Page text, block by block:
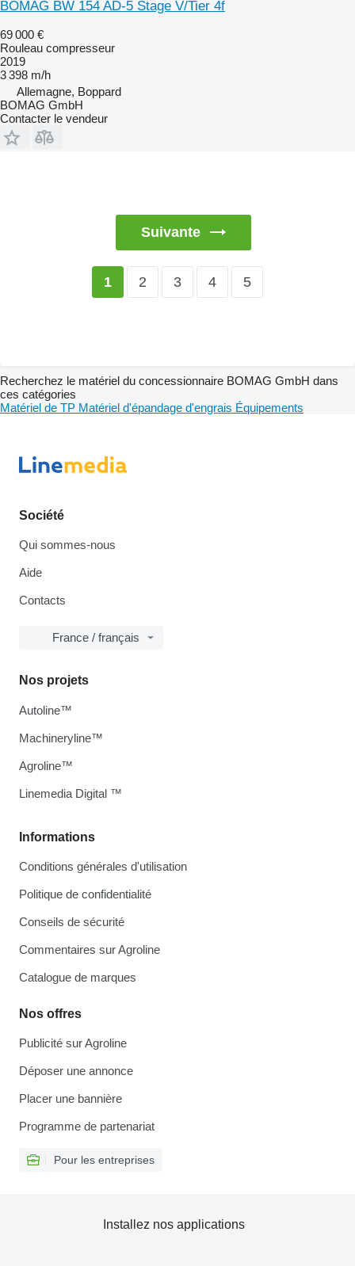
BOMAG BW 154 AD-5 Stage V/Tier 4f
69 000 €
Rouleau compresseur
2019
3 398 m/h
Allemagne, Boppard
BOMAG GmbH
Contacter le vendeur
Suivante
1 2 3 4 5
Recherchez le matériel du concessionnaire BOMAG GmbH dans
ces catégories
Matériel de TP Matériel d'épandage d'engrais Équipements
Société
Qui sommes-nous
Aide
Contacts
France / français
Informations
Conditions générales d'utilisation
Politique de confidentialité
Conseils de sécurité
Commentaires sur Agroline
Catalogue de marques
Nos offres
Publicité sur Agroline
Déposer une annonce
Placer une bannière
Programme de partenariat
Pour les entreprises
Nos projets
Autoline™
Machineryline™
Agroline™
Linemedia Digital ™
Installez nos applications